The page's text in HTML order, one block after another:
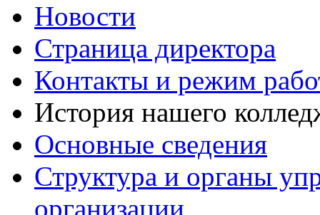
Новости
Страница директора
Контакты и режим
История нашего
Основные сведения
Структура и органы
организации